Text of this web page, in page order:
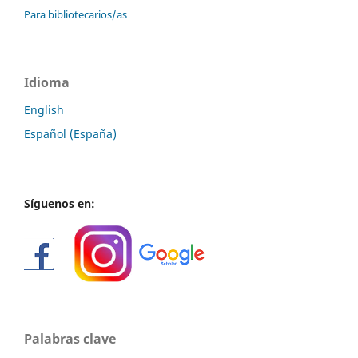
Para bibliotecarios/as
Idioma
English
Español (España)
Síguenos en:
Palabras clave